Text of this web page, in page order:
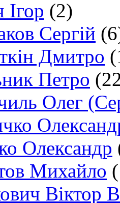
Ігор (2)
Сергій
Дмитро
Петро
Олег
Олександр
Михайло
Віктор